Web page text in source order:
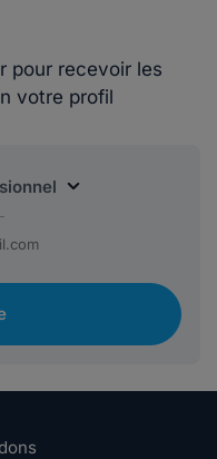
pour recevoir les
votre profil